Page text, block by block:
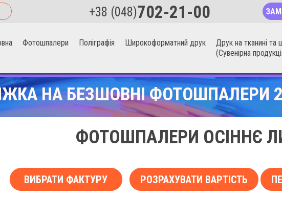
+38 (048)702-21-00
Фотошпалери Поліграфія Широкоформатний друк
Друк на тканині та
(Сувенірна
НА БЕЗШОВНІ ФОТОШПАЛЕРИ
ФОТОШПАЛЕРИ ОСІННЄ
ВИБРАТИ ФАКТУРУ РОЗРАХУВАТИ ВАРТІСТЬ